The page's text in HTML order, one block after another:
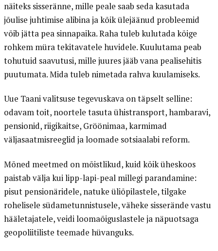
näiteks sisseränne, mille peale saab seda kasutada
jõulise juhtimise alibina ja kõik ülejäänud probleemid
võib jätta pea sinnapaika. Raha tuleb kulutada kõige
rohkem müra tekitavatele huvidele. Kuulutama peab
tohutuid saavutusi, mille juures jääb vana pealisehitis
puutumata. Mida tuleb nimetada rahva kuulamiseks.
Uue Taani valitsuse tegevuskava on täpselt selline:
odavam toit, noortele tasuta ühistransport, hambaravi,
pensionid, riigikaitse, Gröönimaa, karmimad
väljasaatmisreeglid ja loomade sotsiaalabi reform.
Mõned meetmed on mõistlikud, kuid kõik üheskoos
paistab välja kui lipp-lapi-peal millegi parandamine:
pisut pensionäridele, natuke üliõpilastele, tilgake
rohelisele südametunnistusele, väheke sisserände vastu
hääletajatele, veidi loomaõiguslastele ja näpuotsaga
geopoliitiliste teemade hüvanguks.